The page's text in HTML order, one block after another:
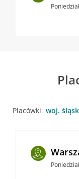
Placówki: woj.